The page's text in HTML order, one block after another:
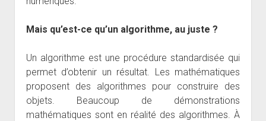
Mais qu’est-ce qu’un algorithme, au juste ?
Un algorithme est une procédure standardisée qui
permet d’obtenir un résultat. Les mathématiques
proposent des algorith­mes pour construire des
objets. Beaucoup de démonstrations
mathématiques sont en réalité des algorithmes. À